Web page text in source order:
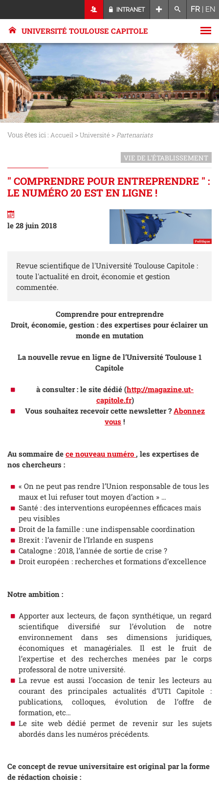
INTRANET FR | EN
UNIVERSITÉ TOULOUSE CAPITOLE
Vous êtes ici : Accueil >Université >Partenariats
VIE DE L'ÉTABLISSEMENT
" COMPRENDRE POUR ENTREPRENDRE " :
LE NUMÉRO 20 EST EN LIGNE !
le 28 juin 2018
Revue scientifique de l'Université Toulouse Capitole :
toute l'actualité en droit, économie et gestion
commentée.
Comprendre pour entreprendre
Droit, économie, gestion : des expertises pour éclairer un
monde en mutation
La nouvelle revue en ligne de l’Université Toulouse 1
Capitole
à consulter : le site dédié (http://magazine.ut-
capitole.fr)
Vous souhaitez recevoir cette newsletter ?Abonnez
vous !
Au sommaire de ce nouveau numéro , les expertises de
nos chercheurs :
« On ne peut pas rendre l’Union responsable de tous les
maux et lui refuser tout moyen d’action » …
Santé : des interventions européennes efficaces mais
peu visibles
Droit de la famille : une indispensable coordination
Brexit : l’avenir de l’Irlande en suspens
Catalogne : 2018, l’année de sortie de crise ?
Droit européen : recherches et formations d’excellence
Notre ambition :
Apporter aux lecteurs, de façon synthétique, un regard
scientifique diversifié sur l’évolution de notre
environnement dans ses dimensions juridiques,
économiques et managériales. Il est le fruit de
l’expertise et des recherches menées par le corps
professoral de notre université.
La revue est aussi l’occasion de tenir les lecteurs au
courant des principales actualités d’UT1 Capitole :
publications, colloques, évolution de l’offre de
formation, etc…
Le site web dédié permet de revenir sur les sujets
abordés dans les numéros précédents.
Ce concept de revue universitaire est original par la forme
de rédaction choisie :